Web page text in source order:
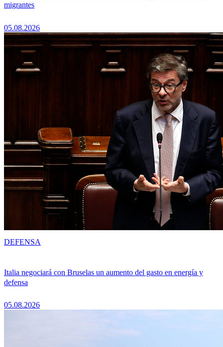
migrantes
05.08.2026
Italia negociará con Bruselas un aumento del gasto en energía y
defensa
05.08.2026
DEFENSA